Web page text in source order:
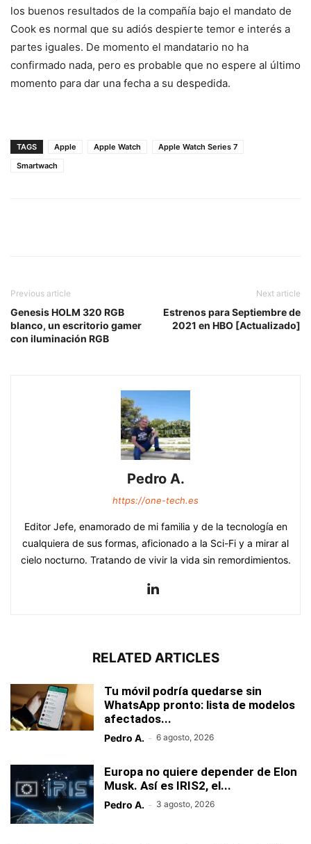
los buenos resultados de la compañía bajo el mandato de
Cook es normal que su adiós despierte temor e interés a
partes iguales. De momento el mandatario no ha
confirmado nada, pero es probable que no espere al último
momento para dar una fecha a su despedida.
TAGS Apple Apple Watch
Apple Watch Series 7
Smartwach
Previous article
Genesis HOLM 320 RGB
blanco, un escritorio gamer
con iluminación RGB
Next article
Estrenos para Septiembre de
2021 en HBO [Actualizado]
Pedro A.
https://one-tech.es
Editor Jefe, enamorado de mi familia y de la tecnología en
cualquiera de sus formas, aficionado a la Sci-Fi y a mirar al
cielo nocturno. Tratando de vivir la vida sin remordimientos.
RELATED ARTICLES
Tu móvil podría quedarse sin
WhatsApp pronto: lista de modelos
afectados...
Pedro A. - 6 agosto, 2026
Europa no quiere depender de Elon
Musk. Así es IRIS2, el...
Pedro A. - 3 agosto, 2026